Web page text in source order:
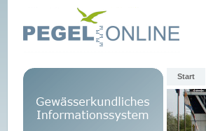
Start